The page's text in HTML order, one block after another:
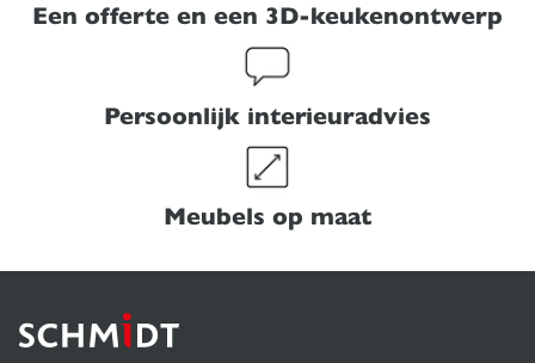
Een offerte en een 3D-keukenontwerp
Persoonlijk interieuradvies
Meubels op maat